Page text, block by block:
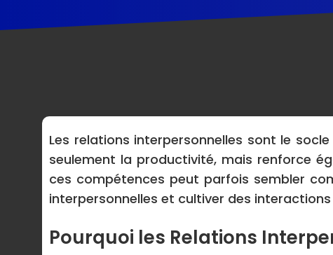
Les relations interpersonnelles sont le
seulement la productivité, mais renforce
ces compétences peut parfois sembler
interpersonnelles et cultiver des
Pourquoi les Relations